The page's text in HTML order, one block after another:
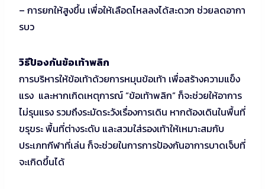
– การยกให้สูงขึ้น เพื่อให้เลือดไหลลงได้สะดวก ช่วยลดอากา
รบว
วิธีป้องกันข้อเท้าพลิก
การบริหารให้ข้อเท้าด้วยการหมุนข้อเท้า เพื่อสร้างความแข็ง
แรง และหากเกิดเหตุการณ์ “ข้อเท้าพลิก” ก็จะช่วยให้อาการ
ไม่รุนแรง รวมถึงระมัดระวังเรื่องการเดิน หากต้องเดินในพื้นที่
ขรุขระ พื้นที่ต่างระดับ และสวมใส่รองเท้าให้เหมาะสมกับ
ประเภทกีฬาที่เล่น ก็จะช่วยในการการป้องกันอาการบาดเจ็บที่
จะเกิดขึ้นได้